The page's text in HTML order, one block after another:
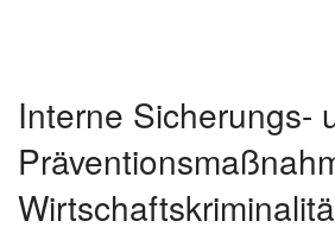
Interne Sicherungs-